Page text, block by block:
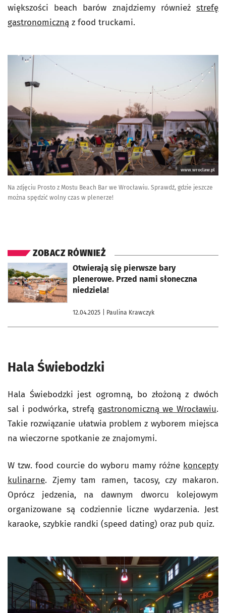
większości beach barów znajdziemy również strefę
gastronomiczną z food truckami.
www.wroclaw.pl
Na zdjęciu Prosto z Mostu Beach Bar we Wrocławiu. Sprawdź, gdzie jeszcze
można spędzić wolny czas w plenerze!
ZOBACZ RÓWNIEŻ
Otwierają się pierwsze bary
plenerowe. Przed nami słoneczna
niedziela!
12.04.2025 | Paulina Krawczyk
otworzy się w nowej karcie
Hala Świebodzki
Hala Świebodzki jest ogromną, bo złożoną z dwóch
sal i podwórka, strefą gastronomiczną we Wrocławiu.
Takie rozwiązanie ułatwia problem z wyborem miejsca
na wieczorne spotkanie ze znajomymi.
W tzw. food courcie do wyboru mamy różne koncepty
kulinarne. Zjemy tam ramen, tacosy, czy makaron.
Oprócz jedzenia, na dawnym dworcu kolejowym
organizowane są codziennie liczne wydarzenia. Jest
karaoke, szybkie randki (speed dating) oraz pub quiz.